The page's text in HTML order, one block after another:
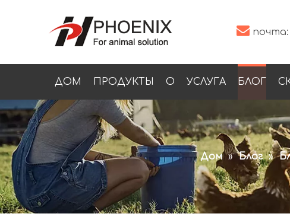
почта:
ДОМ ПРОДУКТЫ О УСЛУГА БЛОГ
Дом » Блог »